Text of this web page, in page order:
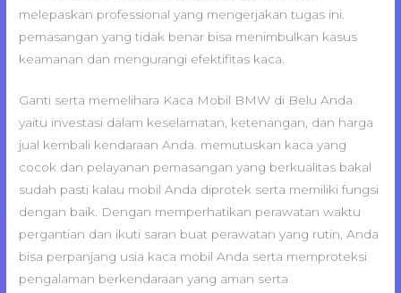
melepaskan professional yang mengerjakan tugas ini.
pemasangan yang tidak benar bisa menimbulkan kasus
keamanan dan mengurangi efektifitas kaca.
Ganti serta memelihara Kaca Mobil BMW di Belu Anda
yaitu investasi dalam keselamatan, ketenangan, dan harga
jual kembali kendaraan Anda. memutuskan kaca yang
cocok dan pelayanan pemasangan yang berkualitas bakal
sudah pasti kalau mobil Anda diprotek serta memiliki fungsi
dengan baik. Dengan memperhatikan perawatan waktu
pergantian dan ikuti saran buat perawatan yang rutin, Anda
bisa perpanjang usia kaca mobil Anda serta memproteksi
pengalaman berkendaraan yang aman serta